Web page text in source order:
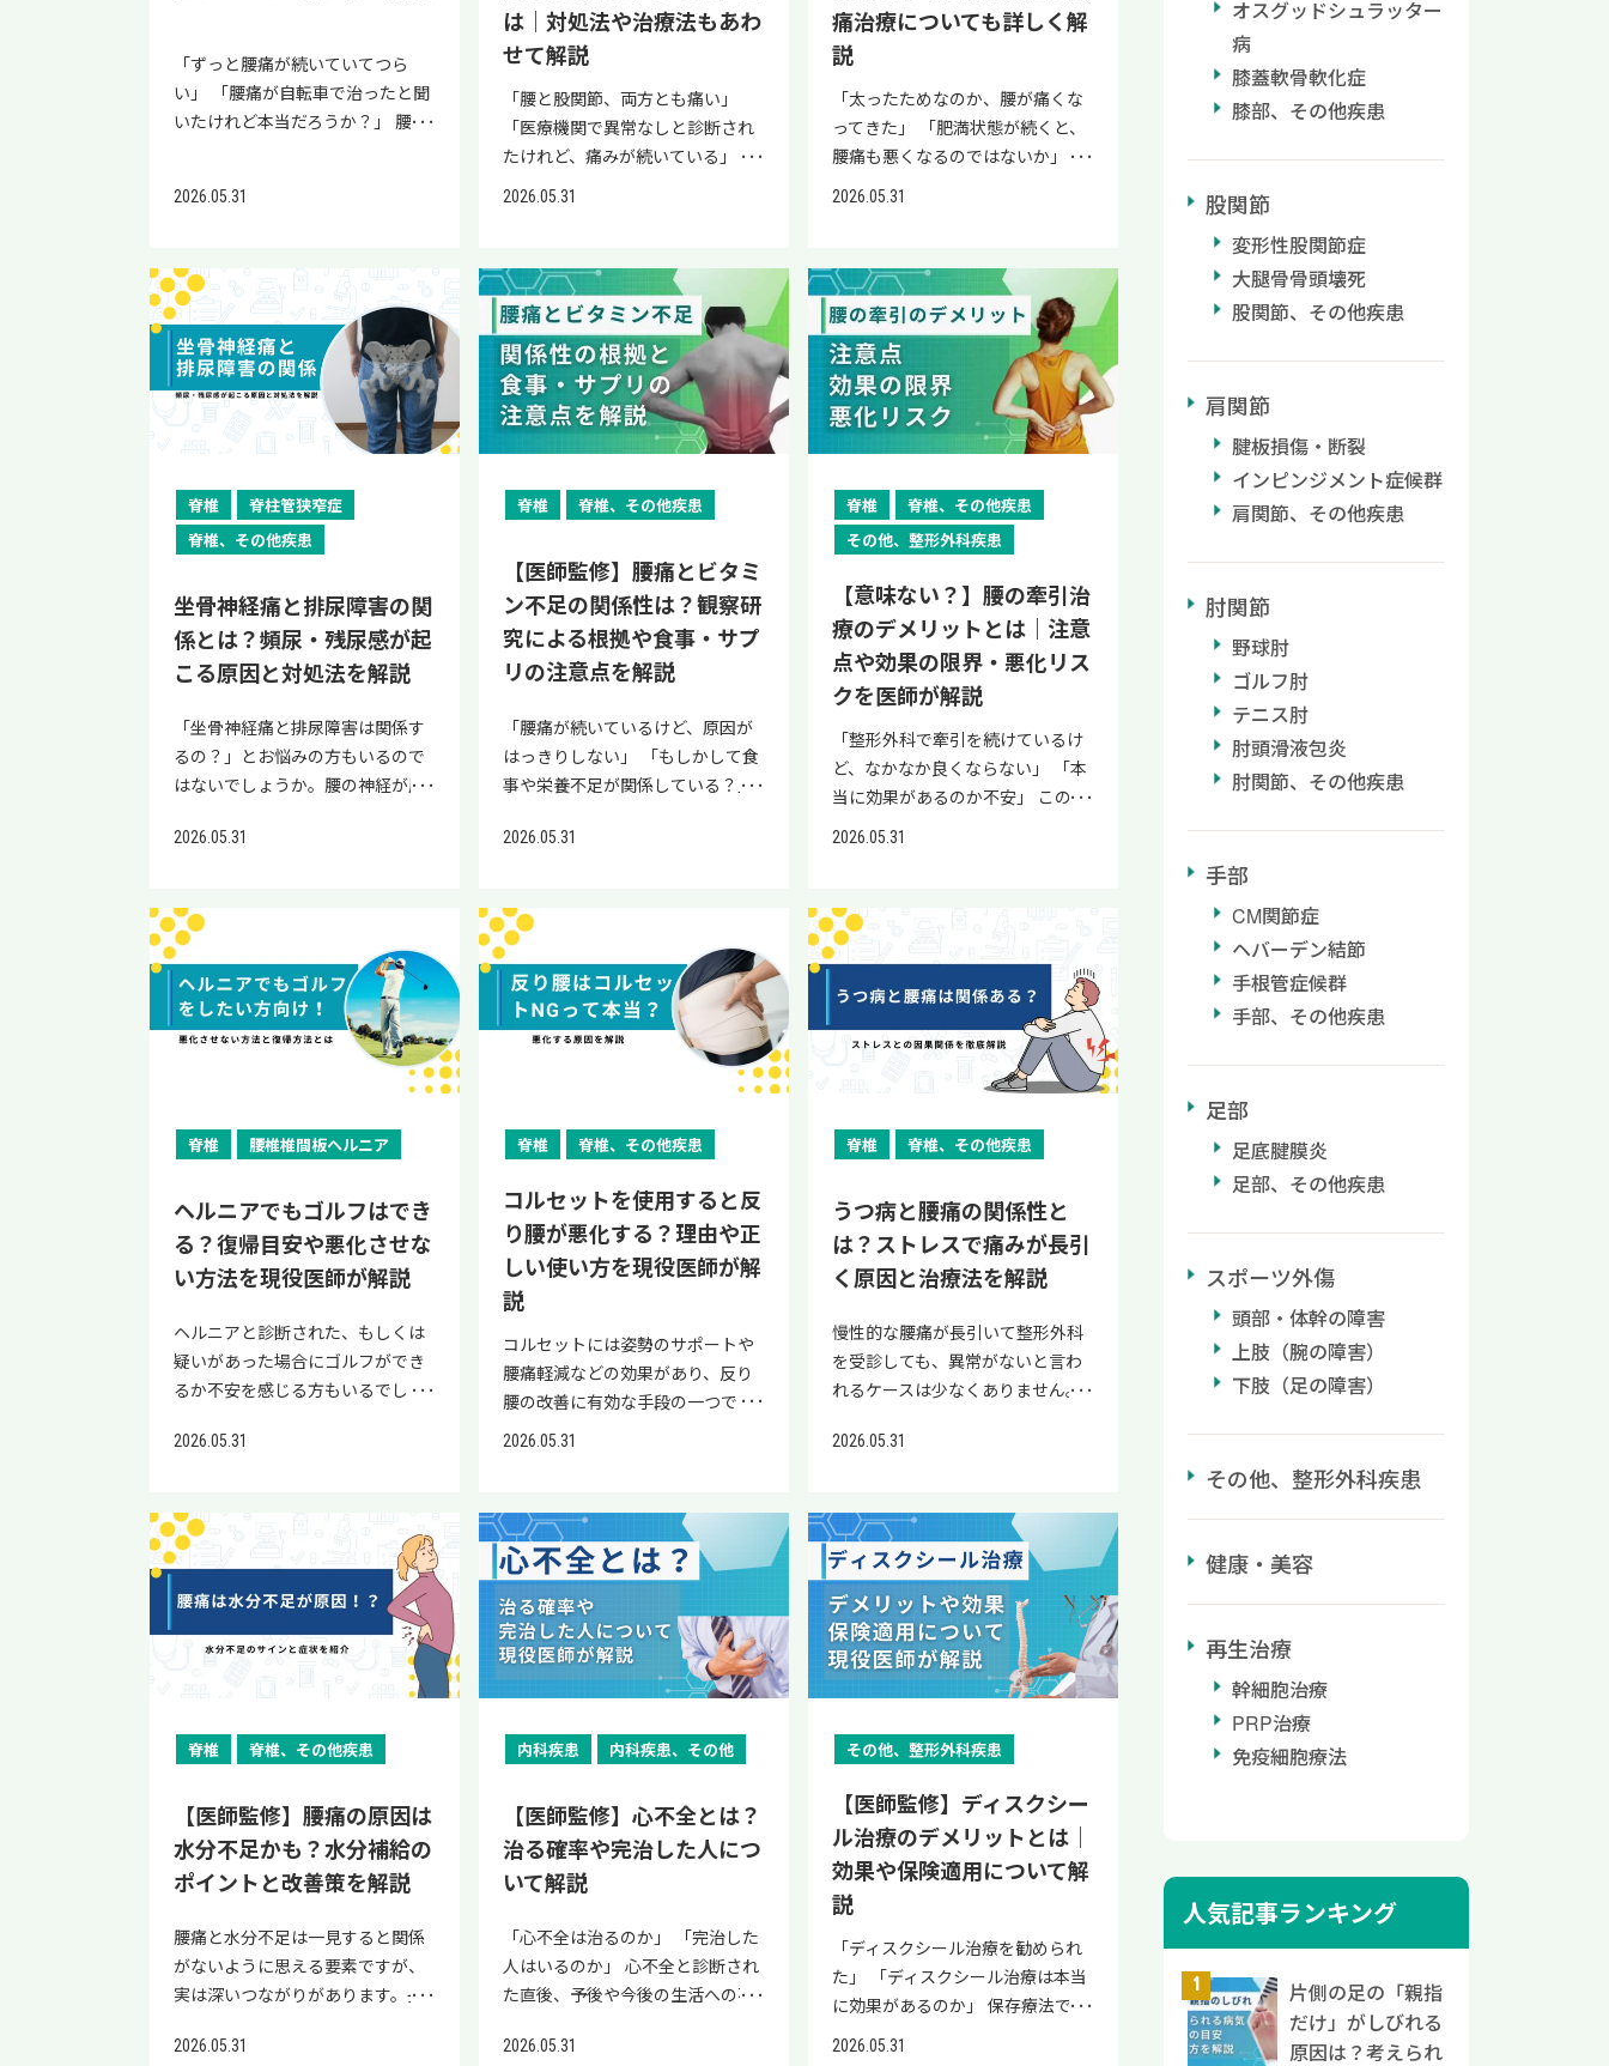
ランスを整えることは、動脈硬化
の予防や進行を抑える上で大切で
す。本記事の内容を元に、毎日の
く知りたい方は、以下の記事もご
台となるのが、日本動脈硬化学会
が推奨する「The Japan Diet」で
す。（文献1） The Japan Dietで
は、以下5つの原則が推奨されてい
ます。 魚・大豆製品・野菜・海
藻・きのこ類を増やす 肉の脂身や
動物性脂肪をとりすぎない 清涼飲
料水・菓子類・アルコールを控え
めにする 白米や白いパン（精製し
た穀類）に偏らず、玄米・雑穀・
は適量にし、塩分を控える なお、
これらの原則を満たしていれば、
和食以外の料理でも問題ありませ
ん。無理なく続けられる範囲で取
り入れてみましょう。 動脈硬化の
食事療法｜おすすめの食べ物 ここ
では、動脈硬化の予防に積極的に
す。 以下の食品は、コレステロー
成を抑えることに役立つと考えら
れています。 食品 期待される働き
青背魚（サバ・アジ・イワシな
ど） EPA・DHAなどの多価不飽和
脂肪酸が、LDLコレステロールを
減らす働きや血栓リスクの低減に
つながるとされる 大豆製品（豆
が少なくコレステロールを含まな
菜 ・海藻 ・きのこ ・こんにゃく
・食物繊維がコレステロールの吸
着・排泄に役立つ ・カリウムが高
血圧予防にも役立つ 未精製穀類
（玄米・麦飯・雑穀・全粒粉パ
ン・そば） 食物繊維が豊富で、血
糖値の急な上昇を抑えやすい （文
献1） これらの食品をバランスよ
く取り入れると、動脈硬化の予防
物と果物 飲み物や果物も、選び方
を意識することが大切です。動脈
硬化に良いものと期待される働き
を、以下の表にまとめます。 区分
取り入れたい 期待される働き 飲み
物 ・水 ・緑茶 ・無糖コーヒー
（カフェインレス可） ・無糖の麦
抑えながら水分補給ができる ・お
よる糖分のとりすぎを避けやすい
果物 ・キウイ ・グレープフルーツ
・オレンジ ・みかん ・いちご ・
りんご ・ビタミンC・カリウム・
食物繊維を補える ・甘味の少ない
果物を適量とることで、食事全体
のバランスを整えやすい （文献
1） なお、水分補給は、水やお茶
など糖分を含まない飲み物を中心
偽痛風と痛風は、関節内で炎症が
起きるという点は似ていますが、
す。 偽痛風は、ピロリン酸カルシ
ウムが関節や周囲組織に沈着し
て、炎症を引き起こす病気の総称
です。 一方、痛風は高尿酸血症
炎症を引き起こす病気です。これ
らの結晶が関節内に流出した際
に、体を守る免疫細胞（白血球）
が異物と判断し攻撃をしてしまい
炎症が起きます。この炎症が強い
痛みを伴う発作の原因です。 【関
連記事】 【医師監修】痛風とは｜
症状・原因・治療法・予防まで分
かりやすく解説 【医師監修】偽痛
ついて詳しく解説 原因の違い 偽痛
風と痛風では原因物質が沈着する
理由もそれぞれ異なります。 沈着
する理由 偽痛風 痛風 基礎疾患 副
甲状腺機能亢進症や甲状腺機能低
下症、低マグネシウム血症、鉄過
剰症、遺伝子の病気 腎機能障害 生
活習慣 ほとんど関係ない プリン体
足、水分不足 その他 加齢や利尿薬
ウムが沈着する原因は、不明な点
が多いのが現状です。一方、痛風
は生活習慣の乱れが強く関係して
います。 発作の前兆の違い 偽痛風
は前兆がなく、突然関節の周囲が
赤く腫れて発作を起こす特徴があ
ります。 痛風では、発作前に以下
があります。 モヤモヤ・ピクピ
ばり これらの前兆を感じた際に頓
服薬を服用すると、発作を抑えら
れることがあります。 発作の症状
の違い 偽痛風と痛風の発作の症状
れずに突然発症し、関節またはそ
の周囲が赤く腫れて激しい痛みを
伴います。急性発作は数日で落ち
着くことが多いです。数週間から
に突然激しい痛みと関節の腫れで
始まることが多いです。発作が起
きた部位は熱を持ち赤くなり関節
は非常に敏感になります。24時間
以内に症状はピークに達し、10日
ほどで自然に軽快します。（文献
2） 好発部位の違いは以下のとお
肩・足・手首・肘・指・首の関節
肩・手の関節 痛風は多くの場合、
足の親指の付け根に発作が起きま
す。偽痛風の主な好発部位は膝
で、大きな関節に起こる特徴があ
ります。偽痛風と痛風はどちらも
発作を繰り返す特徴があるため、
適切な治療を受けることが重要で
す。 放置することによる合併症の
違い 偽痛風を放置すると、慢性的
続けながら日常生活に支障なく過
ごせる状態である寛解を目指すこ
切な考え方です。 リウマチにおけ
る寛解の基準 リウマチの寛解に
は、以下の3つの基準があります。
種類 定義 臨床的寛解 炎症による
的寛解 日常生活に支障がない状態
まず目指すべきは臨床的寛解で
す。痛みや腫れ、こわばりなどの
症状がほとんど感じられない状態
を指します。臨床的寛解の維持が
構造的寛解にもつながります。 構
造的寛解とは、関節の破壊がこれ
以上進行していない状態のこと
で、レントゲン検査で評価できま
す。 機能的寛解とは、食事や歩行
のことです。この3つが満たされて
いる状態を完全寛解と呼びます。
リウマチの寛解を目指すために大
切なこと リウマチの寛解を目指す
す。 発症早期に治療を始める 適切
な治療を継続する それぞれについ
て解説します。 発症早期に治療を
始める リウマチは発症から早い段
が進行しやすいためです。（文献
1） 具体的には、発症から6カ月以
内に関節の破壊が始まり、最初の1
年間で進行が顕著になるとされて
います。（文献2）早期から適切な
治療を始めなければ、関節および
全身の状態の改善につながりにく
り、関節の腫れや痛み、微熱、だ
初期症状です。気になる症状が現
れている場合は、医療機関を受診
しましょう。 【関連記事】 関節リ
ウマチの初期症状｜どんな痛みが
出る？チェックリストで確認 関節
リウマチの診断基準とは｜2010年
分類基準と検査の流れをわかりや
すく解説 適切な治療を継続する リ
ウマチの寛解を目指す上で適切な
ているように見えても、体の中で
炎症が続いていることがありま
す。そのため、症状が改善したあ
とも、再び悪化するのを防ぐため
に治療を継続する必要がありま
す。 「症状がないから大丈夫」で
はなく「症状がないのは継続した
もつことが大切です。定期的に通
け、炎症の状態を医師と確認しな
がら治療を続けましょう。 リウマ
チに対する適切な治療を受けない
リスク 適切な治療を受けないと以
あります。 治療を受けないリスク
詳細 関節の変形・破壊が進む 炎症
が続くことで関節の骨や軟骨が損
傷し、元に戻すのが難しくなる 生
は、痛風ほど直接的ではありませ
ん。 痛風は、血液内の尿酸が増え
尿酸塩結晶が関節や周辺組織に沈
総称です。尿酸が増える原因は、
方、偽痛風は、ピロリン酸カルシ
ウムが関節や周囲組織に沈着して
炎症が起きる病気の総称です。こ
のピロリン酸カルシウムが沈着す
る原因として食事はほとんど関係
ありません。 沈着するメカニズム
は現在も明確になっておらず、加
が関係していると考えられていま
す。 偽痛風の発症リスクを高める
原因 偽痛風の発症リスクを高める
原因として、以下が挙げられま
す。 加齢 基礎疾患 マグネシウム
不足 鉄分の過剰摂取 外傷・手術
それぞれの原因について詳しく解
多い病気です。年齢が上がるほど
関節にピロリン酸カルシウム結晶
がたまりやすくなることがわかっ
は、以下の割合で関節の石灰化
着している状態）が確認されてい
ます。 年齢 石灰化の割合 60歳
7〜10％ 65〜75歳 10〜15％ 85歳
以上 30〜50％ （文献1） 一方、
55歳以下での石灰化はまれです。
この年代で石灰化が見られる場合
は、なんらかの病気や遺伝が関係
患 以下のような病気は偽痛風の発
症に関連すると考えられていま
す。 基礎疾患 詳細 甲状腺機能低
下症 甲状腺ホルモンの分泌が不足
する病気 副甲状腺機能亢進症 副甲
状腺ホルモンが過剰に分泌される
どの代謝を乱すため、ピロリン酸
カルシウムの沈着がしやすくなる
と考えられています。 マグネシウ
偽痛風の発症リスクが高まると考
シウムの結合前であるピロリン酸
の分解が妨げられるためです。 体
のマグネシウムが不足する原因と
して、以下が考えられます。 長期
間の下痢 慢性のアルコール中毒 栄
養不足 利尿薬の服用 2型糖尿病 低
マグネシウム血症の徴候として
るさなどの症状があります。 鉄分
の過剰摂取 鉄過剰症（ヘモクロマ
剰に蓄積した状態のことで、偽痛
風の発症に関連すると考えられて
います。 鉄過剰症の原因として、
長期間の輸血 長期間の鉄剤投与
（とくに静脈注射） ウイルス性慢
性肝炎・肝硬変 アルコール性肝障
鉄分の過剰摂取が生じる可能性は
の低下は、血液検査などの数値だ
けで判断できるものではありませ
ん。風邪を引きやすくなった、疲
れが抜けない、傷の治りが遅いと
いった日常の小さな不調が、免疫
力低下のサインとして現れること
があります。 ここからは、免疫力
きやすくなった 以前より風邪を引
く回数が増えた、治ったと思って
もすぐ体調を崩す、といった変化
は「免疫機能の働きが弱まってい
るサイン」と考えられます。 免疫
は、ウイルスや細菌などの病原体
から体を守る仕組みです。睡眠不
れが続くと、外から入ってきた病
インフルエンザなどの感染症にか
かりやすくなります。 とくに注意
したいのは、風邪が治りきらない
うちに次の体調不良が始まるケー
スや、周囲が誰も風邪をひいてい
ケースです。季節の変わり目でも
ないのに繰り返し体調を崩す場合
は、免疫力が低下しているサイン
に疲れが抜けなくなった 十分に寝
みの日に横になっても疲れが残る
場合は、免疫力低下のサインであ
る可能性があります。 免疫機能が
うまく働きにくい状態になると、
体調を整えるのにも負担がかか
り、疲労感が長引きやすくなるの
です。 休日に丸一日休んでも体の
題なくこなせていた仕事量や家事
で強い疲れを感じるようになった
場合は、免疫力が低下しているサ
インかもしれません。 朝起きるの
がつらい、肩や首が重い、集中力
が続かないなどの不調が重なる場
合は、睡眠や食事、ストレスの影
響も考えられます。 傷の治りが遅
くなった 小さな切り傷や擦り傷が
なかなか治らない、傷口が赤く腫
が弱まっているサインかもしれま
細な傷でも細菌に対抗しにくくな
り、傷口の炎症や感染につながる
ケースがあります。 ただし、傷の
治りにくさは糖尿病や血流の悪
さ、栄養不足などが関係すること
もあります。傷口の腫れや熱感、
膿、発熱があるときは、早めに医
ラブルが増えた 肌荒れやにきび、
湿疹のような皮膚トラブルが増え
して現れることがあります。 皮膚
は外部の刺激や病原体から体を守
る、いわば「外壁」のような役割
バランスの乱れ、ストレスが続く
と肌のコンディションが崩れやす
くなり、赤みやかゆみ、吹き出物
ただし、皮膚症状にはアレルギー
れる理由 以前は「腰痛が起きた場
合は安静が望ましい」とされてい
ました。しかし近年では、多くの
専門医が軽い運動を続けるように
勧めています。 腰痛診療ガイドラ
イン2019においても、「急性腰痛
に対しては、安静よりも活動性維
とで血流改善や筋肉の柔軟性維持
が期待でき、筋力低下や関節の硬
化を防ぎやすくなるためです。
（文献1） ただし、無理に動く必
要はありません。強い痛みがあっ
たり、動かすことで痛みが強くな
ったりする場合は安静にしてくだ
さい。 腰痛でも動いた方がいいケ
ース 腰痛でも動いた方がいいケー
スとしては、主に以下の2つがあげ
痛 慢性的な腰痛 動くと少し楽にな
る腰痛 「朝だけ腰が痛い」もしく
は「長時間座っていると痛い」と
いった場合は、動くことで症状が
同じ姿勢は、筋肉のこわばりや柔
軟性低下を引き起こす要因のひと
つです。 厚生労働省の資料でも、
同じ姿勢が長時間続くことは腰痛
かけます。（文献2） 定期的に身
体を動かしたり姿勢を変えたりし
ましょう。 慢性的な腰痛 腰痛が慢
性的に続いている方の場合、無理
のない範囲での運動が必要です。
腰痛診療ガイドライン2019におい
ても、「3か月以上続く慢性腰痛で
示されています。（文献1） ウォ
ーニングなどは、無理なくできる
運動です。 厚生労働省でも、これ
らの運動は、腰痛の改善や再発予
防につながる可能性があるとして
います。（文献3） 腰痛が悪化し
ない程度に身体を動かしてみまし
ょう。 腰痛で安静が必要なケース
種類です。 強い痛みで身体を動か
を動かすことが困難な腰痛 ぎっく
り腰直後の強い腰痛により、立
つ、歩く、寝返りを打つといった
日常生活動作が困難な場合は、安
静が必要です。 急性腰痛と呼ばれ
る強い腰痛では、発症直後に炎症
が強くなっています。このときに
肉および関節への負担増のリスク
勢で安静を保ちましょう。 以下の
記事では、ぎっくり腰が起きたと
きの寝る姿勢について解説してい
ます。あわせてご覧ください。 動
を動かすことで腰痛が生じる、も
しくは悪化する場合は、原因とな
る動作を避けながらの安静が必要
です。（文献4） とくに、前かが
「ずっと腰痛が続いていてつら
い」 「腰痛が自転車で治ったと聞
いたけれど本当だろうか？」 腰痛
が不安」と思われた方もいらっし
が治ったケースには、いくつかの
理由が存在します。そして、すべ
ての腰痛が自転車で治るとは限り
ません。逆に自転車で悪化する腰
痛もあります。 本記事では、腰痛
が自転車で治ったとされる理由
や、自転車で治りやすい腰痛と悪
て解説します。 ご自身の腰痛がど
ちらに該当するかを知る判断材料
になりますので、ぜひ最後までご
リニック」では公式LINEで、再生
医療の情報提供や簡易オンライン
診断を行っています。 腰痛だけど
や、再生医療に興味関心のある方
は、お気軽にご登録ください。 自
転車で腰痛が治ったとされる要因
因は、主に以下の3点です。 血流
流が改善しやすい 自転車は有酸素
運動の一種です。脚の大きな筋肉
をリズムよく動かすため、血流が
改善しやすい運動ともいえます。
慢性腰痛の場合、筋緊張や運動不
足が原因で、痛みが続いたり強く
なったりする方もいます。 また、
腰痛診療ガイドライン2019では、
慢性腰痛では運動療法が有用であ
自転車は体への衝撃が少なく、比
較的取り入れやすい運動です。た
だし、腰痛発症直後で強い痛みが
するときは無理に乗らないでくだ
さい。 体幹や下肢筋力を鍛えやす
い 自転車は、太ももやおしりなど
です。姿勢を維持するために、体
調査報告もあります。（文献2）
慢性腰痛では、加齢や運動不足に
よって腹筋やおしりの筋肉が低下
し、腰に負担がかかっているケー
スも少なくありません。自転車を
使い日常的に身体を動かすこと
で、筋持久力が維持できる点は腰
痛患者にとってもメリットです。
ただし、腰痛予防や再発防止のた
ニングとの組み合わせも必要で
す。 腰への衝撃が少ない 自転車
は、ランニングのように地面から
はありません。そのため、比較的
腰への負担が少ない運動です。
「歩くときは腰痛が辛いが、自転
たケースもあります。 米国整形外
2026.05.31
は｜対処法や治療法もあわ
せて解説
「腰と股関節、両方とも痛い」
「医療機関で異常なしと診断され
たけれど、痛みが続いている」
「大きな病気の前ぶれではないだ
う。 股関節と腰の痛みは、人体の
構造上同時に生じやすい症状で
す。レントゲンやCT、MRIといっ
た画像検査で異常がないにもかか
わらず、痛みが生じるケースもあ
ります。 本記事では、股関節と腰
の痛みが同時に発生する理由や原
ついて詳しく解説します。 治療方
自分に合った治療法を知りたい方
はぜひ最後までご覧ください。 当
院リペアセルクリニックでは、公
式LINEで再生医療の情報提供や簡
易オンライン診断を行っていま
の方や、再生医療に興味関心のあ
る方は、お気軽にご登録くださ
い。 股関節と腰の痛みが同時に生
生じる理由としてあげられるもの
と腰が連動して負担が広がるため
関連痛によって離れた部位に痛み
が出るため 代償動作によって負担
が別の部位に移るため 筋力低下や
良くない姿勢によって両方に負担
がかかるため 股関節と腰が連動し
て負担が広がるため 股関節と腰、
て動く部位です。どこか1カ所に不
調が生じると、その部位をカバー
するため他の部位に負担が集中し
ます。 とくに股関節の可動域が低
下すると、腰に負担が集中して腰
痛が起こりやすくなります。 前か
がみや立ち上がりで腰が痛い方
は、股関節の動きが悪くなってい
る可能性もあります。 関連痛によ
って離れた部位に痛みが出るため
痛みを感じる現象です。股関節に
ではなく、お尻や太もも、膝に不
調が出ることもあります。（文献
1） 「腰が痛い＝腰に原因があ
る」とは限りません。股関節に問
題があるときも、腰痛が生じるケ
ースがあります。 痛みだけで原因
を見分けることは難しいもので
「どんな動作をすると痛みが生じ
るか」も確認しましょう。 代償動
ため 代償動作とは、正常な動作と
は異なる運動パターンで目的の動
作を行うことです。（文献2） 股
を傾けて歩くことも代償動作の1つ
です。この状態が続くと、腰やお
尻など、本来問題のない部位にも
は、股関節の機能低下により、腰
2026.05.31
痛治療についても詳しく解
説
「太ったためなのか、腰が痛くな
ってきた」 「肥満状態が続くと、
腰痛も悪くなるのではないか」
「痩せるために運動した方が良い
まれている方も一定数いらっしゃ
ることでしょう。 腰痛と肥満は密
接な関係があり、肥満により悪化
する腰痛も存在します。 本記事で
は、腰痛と肥満の関係、肥満解消
法、肥満による腰痛の治療法など
を紹介します。 今まさに腰痛と肥
ので、ぜひ最後までご覧くださ
い。 当院「リペアセルクリニッ
ク」では公式LINEで、再生医療の
情報提供や簡易オンライン診断を
行っています。 腰痛および肥満で
お悩みの方や、再生医療に興味関
心のある方は、お気軽にご登録く
ださい。 腰痛と肥満の関係 腰痛と
肥満は密接に関係しています。 肥
満により腰痛が発症もしくは悪化
する原因としてあげられるもの
負荷が増大する 姿勢バランスが崩
荷が増大する 肥満による体重増加
は、腰への物理的な負担を増大さ
せます。 山形大学医学部の研究結
果では、BMIが4年間で5%増加す
ると、腰痛の発症リスクが11%高
くなることが示されています。
（文献1） BMIとは【体重
（m）】で計算される体格指数で
す。 日本肥満学会の基準では25以
献2） 姿勢バランスが崩れる 肥満
による内臓脂肪の蓄積は重心を前
方へと移動させ、バランスを保つ
る「反り腰」です。 反り腰は姿勢
バランスが崩れた状態であり、腰
椎や椎間板への圧迫を強め、慢性
ます。 以下の記事で、自分が反り
していますので、あわせてご覧く
ださい。 体内環境が悪化する 肥満
状態では、脂肪細胞が肥大化しま
す。肥大した脂肪細胞からは、
TNF-αやレジスチンなどの物質が
分泌されます。これらは、炎症促
進性サイトカインと呼ばれるもの
より生じた炎症が、腰椎周辺の神
経や組織の感受性を高めます。そ
の結果、通常よりも痛みを感じや
すくなるのです。 肥満により悪化
しやすい腰痛 肥満の影響で悪化し
やすい腰痛は、主に以下の3種類で
す。 腰椎椎間板ヘルニア 腰部脊柱
管狭窄症 変形性腰椎症 腰椎椎間板
ヘルニア 椎間板ヘルニアとは、椎
骨（背骨）と椎骨の間に存在して
してしまう疾患です。外に飛び出
2026.05.31
脊椎
脊柱管狭窄症
脊椎、その他疾患
坐骨神経痛と排尿障害の関
係とは？頻尿・残尿感が起
こる原因と対処法を解説
「坐骨神経痛と排尿障害は関係す
るの？」とお悩みの方もいるので
はないでしょうか。腰の神経が圧
く頻尿や残尿感などの尿トラブル
係や原因、気をつけるべきサイン
について詳しく解説します。この
記事を読めば、頻尿・残尿感が坐
骨神経痛からきているのか、別の
疾患からきているのかを見分ける
ポイントがわかるので、ぜひ最後
までご一読ください。 当院「リペ
アセルクリニック」の公式LINEで
は、再生医療の情報提供と簡易オ
す。 坐骨神経痛における排尿障害
について気になることがある方
は、ぜひ一度公式LINEにご登録く
関係 項目 内容 排尿障害とはどの
ような症状か 頻尿・残尿感・尿漏
れ・排尿困難などの症状 坐骨神経
ズム 腰の神経圧迫による膀胱機能
神経の役割 坐骨神経痛は、腰の神
経が圧迫されることで脚に痛みや
しびれが生じる状態です。腰の神
経は膀胱の機能にも関わっている
ため、圧迫が強まると頻尿・残尿
感・尿漏れ・排尿困難といった排
尿トラブルが起こることがありま
す。 とくに「馬尾神経」が傷つく
と排尿・排便障害を伴う馬尾症候
症状が出た場合、早めに受診しま
しょう。 排尿障害とはどのような
症状か 排尿障害とは、膀胱に尿を
る機能になんらかの障害が生じた
状態を指します。（文献1） 具体
的には以下のような症状です。 頻
（排尿後も尿が残っている感覚）
2026.05.31
脊椎 脊椎、その他疾患
【医師監修】腰痛とビタミ
ン不足の関係性は？観察研
究による根拠や食事・サプ
リの注意点を解説
「腰痛が続いているけど、原因が
はっきりしない」 「もしかして食
事や栄養不足が関係している？」
関係が気になるものです。「ビタ
います。 ただし、ビタミンを補充
しても腰痛が必ず改善するわけで
はありません。まずは現時点で示
されている関係性を正しく理解す
ることが大切です。 本記事では、
現役医師が腰痛と関連が報告され
ているビタミンの種類・そのメカ
ニズム・食事での補い方・サプリ
活用の注意点を詳しく解説しま
す。記事の後半にはよくある質問
もまとめていますので、ぜひ最後
までご覧ください。 当院「リペア
セルクリニック」の公式LINEで
は、再生医療の情報提供と簡易オ
す。腰痛にお悩みの方は、ぜひ一
度公式LINEにご登録ください。 腰
痛とビタミン不足の関係性 腰痛が
ある人にはビタミンD不足が多い
するとは示されておらず、因果関
係は証明されていません。関連が
示唆されているにとどまります。
（文献1） しびれを伴う腰痛の場
合、椎間板ヘルニアや脊柱管狭窄
症などの可能性も考えられます。
腰痛の原因をビタミン不足だけに
断定するのは危険です。 腰痛との
関連が報告されているビタミンの
る主なビタミンは、以下の2種類で
す。 ビタミン 腰痛・神経症状との
関連 ビタミンD 体内濃度が低い人
ただし、補充しても腰痛が改善す
るとは示されていない。 ビタミン
B12 不足すると、手足のしびれや
痛の直接の原因とは示されていな
2026.05.31
脊椎
脊椎、その他疾患
その他、整形外科疾患
【意味ない？】腰の牽引治
療のデメリットとは｜注意
点や効果の限界・悪化リス
クを医師が解説
「整形外科で牽引を続けているけ
ど、なかなか良くならない」 「本
当に効果があるのか不安」 このよ
うな疑問を持つ方は少なくありま
自然な感情です。 日本の腰痛診療
ガイドラインは、牽引治療の一般
的な腰痛への効果を限定的と評価
しています。長期的な改善は期待
しにくく、向かないケースもある
治療法です。 本記事では、現役医
師が腰の牽引治療のデメリットや
替治療を詳しく解説します。記事
ていますので、ぜひ最後までご覧
ください。 当院「リペアセルクリ
ニック」の公式LINEでは、再生医
療の情報提供と簡易オンライン診
みについて気になることがある方
は、ぜひ一度公式LINEにご登録く
ださい。 腰の牽引治療とは 腰の牽
引治療（腰椎牽引療法）は、専用
です。現在は、整形外科やリハビ
リ施設を中心に広く実施されてい
ます。 治療の目的は、以下のとお
りです。 椎間板の間隔を広げて神
経への圧迫を軽減する 腰まわりの
筋肉・靭帯の緊張を和らげる 関節
周囲の血行を促す 以前は腰痛の保
られてきましたが、エビデンスの
と評価されています。 腰の牽引治
療のデメリット 腰の牽引治療には
一定の理論的根拠はあるものの、
以下のデメリット・リスクが指摘
されています。 デメリット 概要
エビデンスが限定的 腰痛診療ガイ
ドラインでも、現時点では効果が
限定的と判断されている。 効果が
2026.05.31
脊椎 腰椎椎間板ヘルニア
ヘルニアでもゴルフはでき
る？復帰目安や悪化させな
い方法を現役医師が解説
ヘルニアと診断された、もしくは
疑いがあった場合にゴルフができ
るか不安を感じる方もいるでしょ
る場合があります。 ただし、ゴル
断してもらうことが重要です。 本
記事では、ヘルニアでもゴルフが
できるのか判断基準を解説しま
す。治療後の復帰目安やヘルニア
を悪化させない方法もまとめてい
るので、ゴルフをしてよいのか不
安を感じている方は参考にしてく
ださい。 当院「リペアセルクリニ
ック」の公式LINEでは、再生医療
を実施しております。 ヘルニアの
症状でお悩みの方は、ぜひ一度公
式LINEにご登録ください。 ヘルニ
止ではない ヘルニアと診断された
場合でも、症状の程度や部位によ
っては、医師の判断のもとゴルフ
が軽度で日常生活に支障が少ない
2026.05.31
脊椎 脊椎、その他疾患
コルセットを使用すると反
り腰が悪化する？理由や正
しい使い方を現役医師が解
説
コルセットには姿勢のサポートや
腰痛軽減などの効果があり、反り
腰の改善に有効な手段の一つで
す。しかし、正しく使用しなけれ
にも、コルセットの適切な使用方
法を理解することが重要です。 本
記事では、コルセットを使用する
と反り腰の悪化を招く理由を解説
します。コルセット着用による効
果や正しい使い方もまとめている
ので、反り腰の悪化を防いだ上
してください。 なお、慢性的な腰
は、専門機関への相談を検討する
のも手段の一つです。 当院「リペ
アセルクリニック」の公式LINEで
は、再生医療の情報提供と簡易オ
す。 腰痛の症状でお悩みの方は、
ぜひ一度公式LINEにご登録くださ
い。 【結論】コルセットの使い方
によっては反り腰を悪化させる可
2026.05.31
脊椎 脊椎、その他疾患
うつ病と腰痛の関係性と
は？ストレスで痛みが長引
く原因と治療法を解説
慢性的な腰痛が長引いて整形外科
を受診しても、異常がないと言わ
れるケースは少なくありません。
スなどの心理社会的要因が深く関
がうまく働かなくなり、痛みが長
く続いてしまいます。 本記事で
は、うつ病と腰痛の関係性や、脳
内で痛みが長引くメカニズムにつ
いて解説します。抗うつ薬や心理
療法など、心理社会的要因による
腰痛の治療法もまとめているの
で、ぜひ参考にしてください。 当
院「リペアセルクリニック」の公
式LINEでは、再生医療の情報提供
と簡易オンライン診断を実施して
おります。長引く腰の痛みでお悩
みの方は、ぜひ公式LINEにご登録
ください。 うつ病と腰痛の関係性
長引く腰痛は、単なる体の問題だ
けでなく、心の状態に関係してい
る場合があります。ストレスや不
させたり、治りにくくさせたりす
2026.05.31
脊椎 脊椎、その他疾患
【医師監修】腰痛の原因は
水分不足かも？水分補給の
ポイントと改善策を解説
腰痛と水分不足は一見すると関係
がないように思える要素ですが、
実は深いつながりがあります。長
スクワークの方や、重いものを持
2026.05.31
内科疾患 内科疾患、その他
【医師監修】心不全とは？
治る確率や完治した人につ
いて解説
「心不全は治るのか」 「完治した
人はいるのか」 心不全と診断され
た直後、予後や今後の生活への不
全は、完全に元の状態へ戻ること
2026.05.31
その他、整形外科疾患
【医師監修】ディスクシー
ル治療のデメリットとは｜
効果や保険適用について解
説
「ディスクシール治療を勧められ
た」 「ディスクシール治療は本当
に効果があるのか」 保存療法で改
善が見られず、切開手術への抵抗
2026.05.31
オスグッドシュラッター
病
膝蓋軟骨軟化症
膝部、その他疾患
股関節
変形性股関節症
大腿骨骨頭壊死
股関節、その他疾患
肩関節
腱板損傷・断裂
インピンジメント症候群
肩関節、その他疾患
肘関節
野球肘
ゴルフ肘
テニス肘
肘頭滑液包炎
肘関節、その他疾患
手部
CM関節症
ヘバーデン結節
手根管症候群
手部、その他疾患
足部
足底腱膜炎
足部、その他疾患
スポーツ外傷
頭部・体幹の障害
上肢（腕の障害）
下肢（足の障害）
その他、整形外科疾患
健康・美容
再生治療
幹細胞治療
PRP治療
免疫細胞療法
人気記事ランキング
片側の足の「親指
だけ」がしびれる
原因は？考えられ